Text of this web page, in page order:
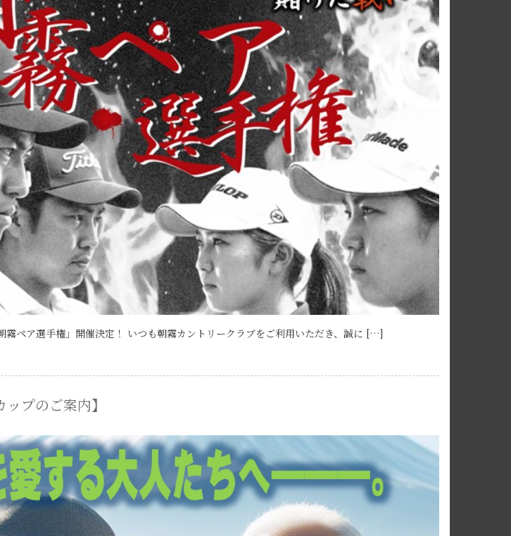
霧ペア選手権」開催決定！ いつも朝霧カントリークラブをご利用いただき、誠に […]
プのご案内】